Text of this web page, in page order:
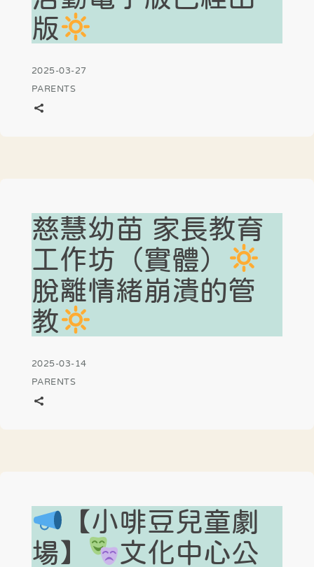
版
2025-03-27
PARENTS
慈慧幼苗 家長教育
工作坊（實體）
脫離情緒崩潰的管
教
2025-03-14
PARENTS
【小啡豆兒童劇
場】
文化中心公